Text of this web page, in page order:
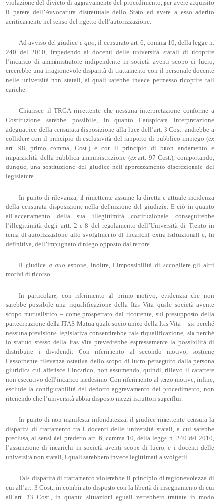
violazione del divieto di aggravamento del procedimento, per avere acquisito
il parere dell’Avvocatura distrettuale dello Stato ed avere a esso aderito
acriticamente nel senso del rigetto dell’autorizzazione.
Ad avviso del giudice a quo, il censurato art. 6, comma 10, della legge n.
240 del 2010, impedendo ai docenti delle università statali di ricoprire
l’incarico di amministratore indipendente in società aventi scopo di lucro,
creerebbe una irragionevole disparità di trattamento con il personale docente
nelle università non statali, ai quali sarebbe invece permesso ricoprire tali
cariche.
Chiarisce il TRGA rimettente che nessuna interpretazione conforme a
Costituzione sarebbe possibile, in quanto l’auspicata interpretazione
adeguatrice della censurata disposizione alla luce dell’art. 3 Cost. andrebbe a
collidere con il principio di esclusività del rapporto di pubblico impiego (ex
art. 98, primo comma, Cost.) e con il principio di buon andamento e
imparzialità della pubblica amministrazione (exart. 97 Cost.), comportando,
dunque, una sostituzione del giudice nell’apprezzamento discrezionale del
legislatore.
In punto di rilevanza, il rimettente assume la diretta e attuale incidenza
della censurata disposizione nella definizione del giudizio. E ciò in quanto
all’accertamento della sua illegittimità costituzionale conseguirebbe
l’illegittimità degli artt. 2 e 8 del regolamento dell’Università di Trento in
tema di autorizzazione allo svolgimento di incarichi extra-istituzionali e, in
definitiva, dell’impugnato diniego opposto dal rettore.
Il giudice a quoespone, inoltre, l’impossibilità di accogliere gli altri
motivi di ricorso.
In particolare, con riferimento al primo motivo, evidenzia che non
sarebbe possibile una riqualificazione della Itas Vita quale società avente
scopo mutualistico – come prospettato dal ricorrente, sul presupposto della
partecipazione della ITAS Mutua quale socio unico della Itas Vita – sia perché
nessuna previsione legislativa consentirebbe tale riqualificazione, sia perché
lo statuto stesso della Itas Vita prevedrebbe espressamente la possibilità di
distribuire i dividendi. Con riferimento al secondo motivo, sostiene
l’assorbente rilevanza ostativa dello scopo di lucro perseguito dalla persona
giuridica cui afferisce l’incarico, non assumendo, quindi, rilievo il carattere
non esecutivo dell’incarico medesimo. Con riferimento al terzo motivo, infine,
esclude la configurabilità del dedotto aggravamento del procedimento, non
ritenendo che l’università abbia disposto mezzi istruttori superflui.
In punto di non manifesta infondatezza, il giudice rimettente censura la
disparità di trattamento tra i docenti delle università statali, a cui sarebbe
preclusa, ai sensi del predetto art. 6, comma 10, della legge n. 240 del 2010,
l’assunzione di incarichi in società aventi scopo di lucro, e i docenti delle
università non statali, i quali sarebbero invece legittimati a svolgerli.
Tale disparità di trattamento violerebbe il principio di ragionevolezza di
cui all’art. 3 Cost., in combinato disposto con la libertà di insegnamento di cui
all’art. 33 Cost., in quanto situazioni eguali verrebbero trattate in modo